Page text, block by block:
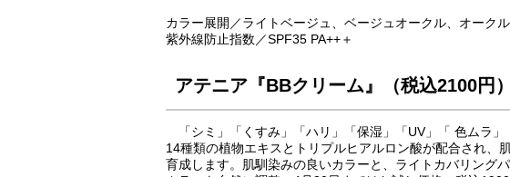
カラー展開／ライトベージュ、ベージュオークル、オークル
紫外線防止指数／SPF35 PA++＋
アテニア『BBクリーム』（税込2100円）
「シミ」「くすみ」「ハリ」「保湿」「UV」「 色ムラ」
14種類の植物エキスとトリプルヒアルロン酸が配合され、
育成します。肌馴染みの良いカラーと、ライトカバリング